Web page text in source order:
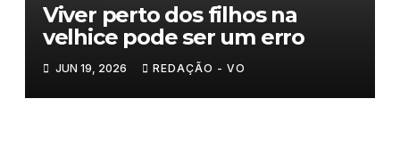
Viver perto dos filhos na
velhice pode ser um erro
JUN 19, 2026 REDAÇÃO - VO